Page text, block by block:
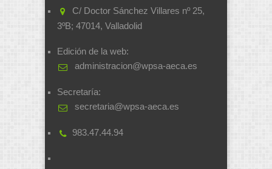
C/ Doctor Sánchez Villares nº 25,
3ºB; 47014, Valladolid
Edición de la web:
administracion@wpsa-aeca.es
Secretaría:
secretaria@wpsa-aeca.es
983.47.44.94